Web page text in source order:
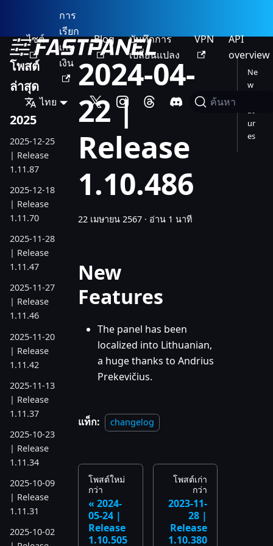
ไซต์
การ
เรียก
เก็บ
เงิน
Blog
บันทึกการ
เปลี่ยนแปลง
VPN
API
overview
ไทย ค้นหา
โพสต์
ล่าสุด
2025
2025-12-25
| Release
1.11.87
2025-12-18
| Release
1.11.70
2025-11-28
| Release
1.11.47
2025-11-27
| Release
1.11.46
2025-11-20
| Release
1.11.42
2025-11-13
| Release
1.11.37
2025-10-23
| Release
1.11.34
2025-10-09
| Release
1.11.31
2025-10-02
2024-04-
22 |
Release
1.10.486
22 เมษายน 2567 · อ่าน 1 นาที
New
Features
The panel has been
localized into Lithuanian,
a huge thanks to Andrius
Prekevičius.
แท็ก: changelog
โพสต์ใหม่
กว่า
2024-
05-24 |
Release
1.10.505
โพสต์เก่า
กว่า
2023-11-
28 |
Release
1.10.380
Ne
w
at
ur
es